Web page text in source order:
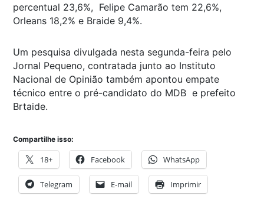
percentual 23,6%, Felipe Camarão tem 22,6%,
Orleans 18,2% e Braide 9,4%.
Um pesquisa divulgada nesta segunda-feira pelo
Jornal Pequeno, contratada junto ao Instituto
Nacional de Opinião também apontou empate
técnico entre o pré-candidato do MDB e prefeito
Brtaide.
Compartilhe isso:
18+ Facebook WhatsApp
Telegram E-mail Imprimir